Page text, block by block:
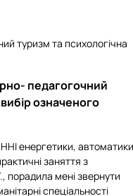
туризм та психологічна
педагогочний
означеного
енергетики, автоматики
заняття з
порадила мені звернути
спеціальності